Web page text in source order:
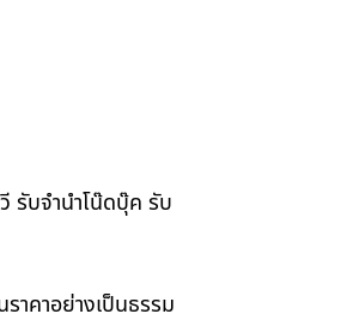
รับจำนำโน๊ดบุ๊ค รับ
าคาอย่างเป็นธรรม